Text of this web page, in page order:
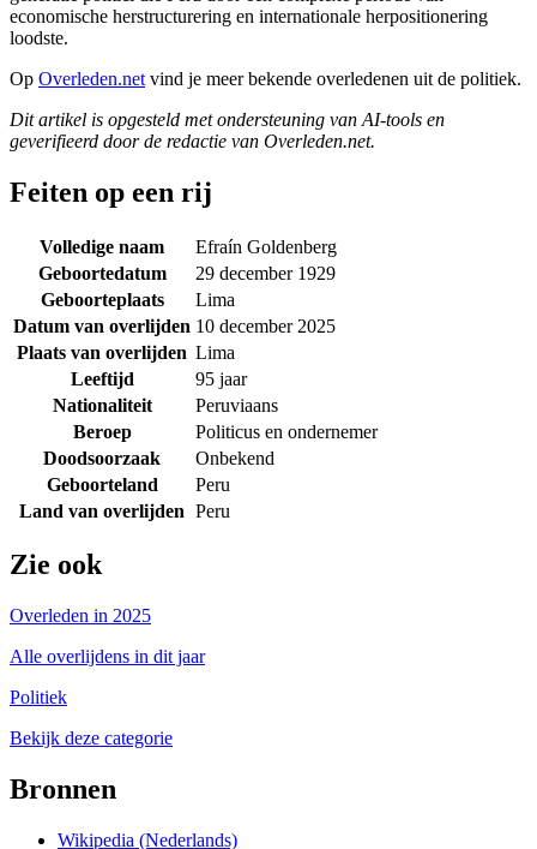
economische herstructurering en internationale herpositionering
loodste.
Op Overleden.net vind je meer bekende overledenen uit de politiek.
Dit artikel is opgesteld met ondersteuning van AI-tools en
geverifieerd door de redactie van Overleden.net.
Feiten op een rij
Volledige naam
Efraín Goldenberg
Geboortedatum
29 december 1929
Geboorteplaats
Lima
Datum van overlijden 10 december 2025
Plaats van overlijden Lima
Leeftijd
95 jaar
Nationaliteit
Peruviaans
Beroep
Politicus en ondernemer
Doodsoorzaak
Onbekend
Geboorteland
Peru
Land van overlijden Peru
Zie ook
Overleden in 2025
Alle overlijdens in dit jaar
Politiek
Bekijk deze categorie
Bronnen
Wikipedia (Nederlands)